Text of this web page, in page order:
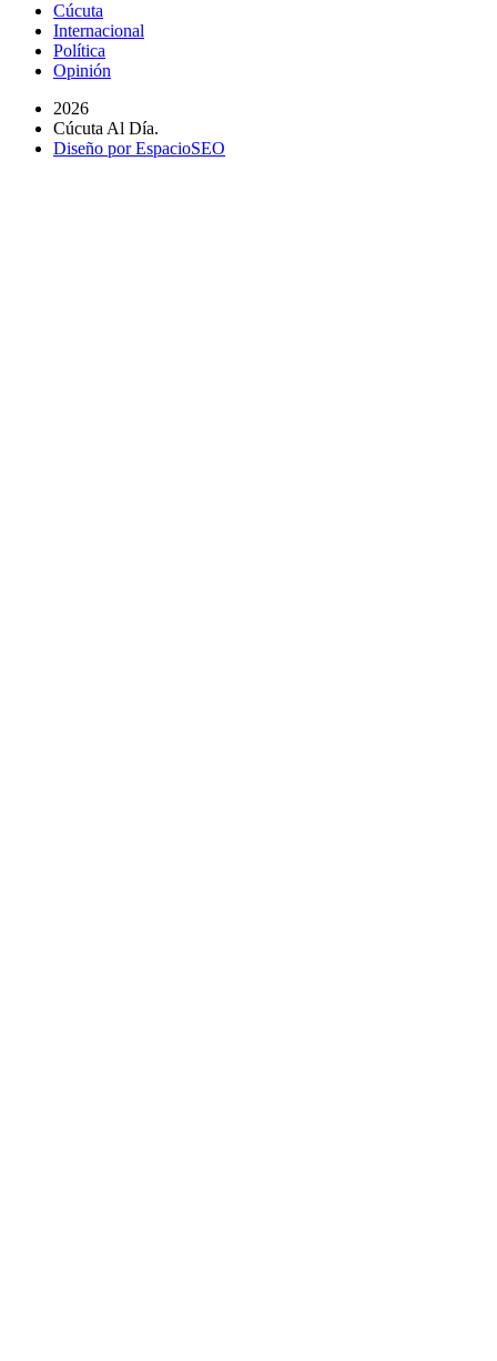
Cúcuta
Internacional
Política
Opinión
2026
Cúcuta Al Día.
Diseño por EspacioSEO